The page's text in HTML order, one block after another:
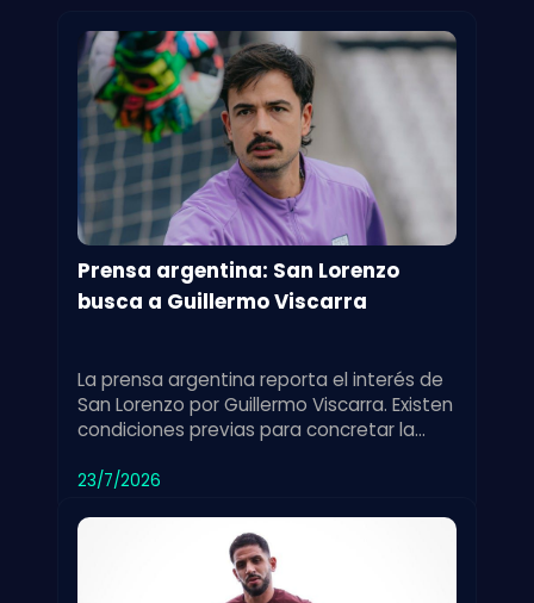
Prensa argentina: San Lorenzo
busca a Guillermo Viscarra
La prensa argentina reporta el interés de
San Lorenzo por Guillermo Viscarra. Existen
condiciones previas para concretar la
23/7/2026